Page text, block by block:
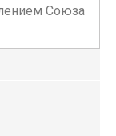
Союза